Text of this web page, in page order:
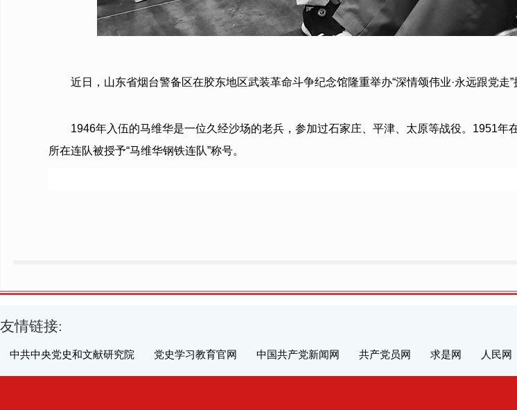
近日，山东省烟台警备区在胶东地区武装革命斗争纪念馆隆重举办“深情颂伟业·永远跟党走
1946年入伍的马维华是一位久经沙场的老兵，参加过石家庄、平津、太原等战役。1951
所在连队被授予“马维华钢铁连队”称号。
友情链接:
中共中央党史和文献研究院 党史学习教育官网 中国共产党新闻网 共产党员网 求是网 人民网